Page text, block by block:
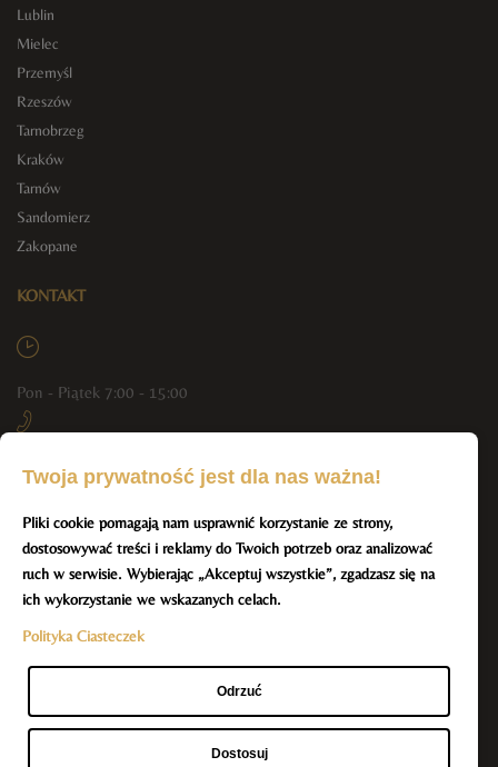
Lublin
Mielec
Przemyśl
Rzeszów
Tarnobrzeg
Kraków
Tarnów
Sandomierz
Zakopane
KONTAKT
Pon - Piątek 7:00 - 15:00
+48 790 444 804, +48 512 293 551
info@resmar-spa.pl
BĄDŹ NA BIEŻĄCO Z NAMI
Twoja prywatność jest dla nas ważna!
Pliki cookie pomagają nam usprawnić korzystanie ze strony,
dostosowywać treści i reklamy do Twoich potrzeb oraz analizować
ruch w serwisie. Wybierając „Akceptuj wszystkie”, zgadzasz się na
ich wykorzystanie we wskazanych celach.
Polityka Ciasteczek
Odrzuć
Dostosuj